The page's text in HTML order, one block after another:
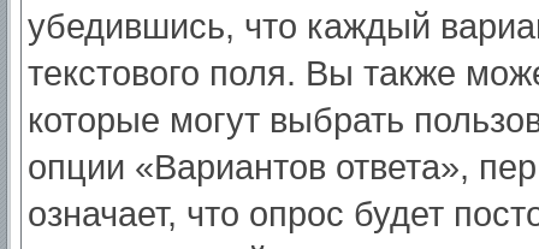
убедившись, что каждый
текстового поля. Вы также
которые могут выбрать
опции «Вариантов ответа»,
означает, что опрос будет